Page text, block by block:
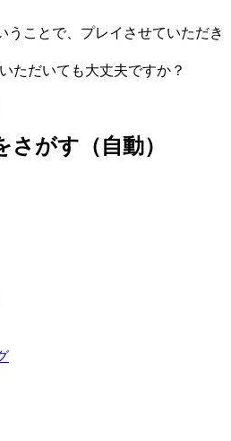
うことで、プレイさせていただき
ただいても大丈夫ですか？
がす（自動）